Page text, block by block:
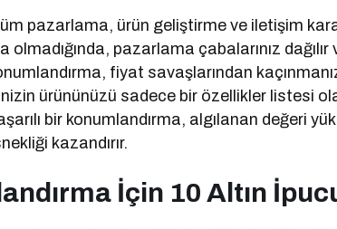
pazarlama, ürün geliştirme ve iletişim
pazarlama çabalarınız dağılır
fiyat savaşlarından
ürününüzü sadece bir özellikler listesi
bir konumlandırma, algılanan değeri
kazandırır.
İçin 10 Altın